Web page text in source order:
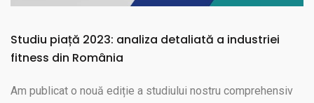
Studiu piață 2023: analiza detaliată a industriei
fitness din România
Am publicat o nouă ediție a studiului nostru comprehensiv